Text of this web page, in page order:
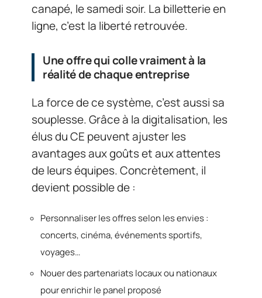
canapé, le samedi soir. La billetterie en
ligne, c’est la liberté retrouvée.
Une offre qui colle vraiment à la
réalité de chaque entreprise
La force de ce système, c’est aussi sa
souplesse. Grâce à la digitalisation, les
élus du CE peuvent ajuster les
avantages aux goûts et aux attentes
de leurs équipes. Concrètement, il
devient possible de :
Personnaliser les offres selon les envies :
concerts, cinéma, événements sportifs,
voyages…
Nouer des partenariats locaux ou nationaux
pour enrichir le panel proposé